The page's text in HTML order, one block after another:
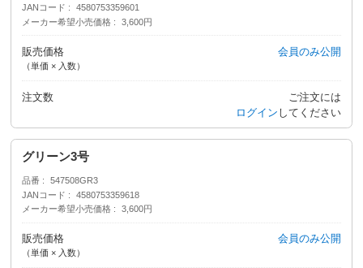
JANコード
4580753359601
メーカー希望小売価格
3,600円
販売価格
（単価 × 入数）
会員のみ公開
注文数
ご注文には
ログイン してください
グリーン3号
品番
547508GR3
JANコード
4580753359618
メーカー希望小売価格
3,600円
販売価格
（単価 × 入数）
会員のみ公開